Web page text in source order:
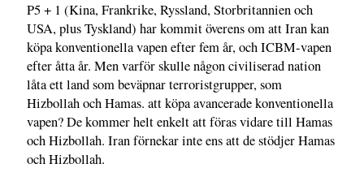
P5 + 1 (Kina, Frankrike, Ryssland, Storbritannien och
USA, plus Tyskland) har kommit överens om att Iran kan
köpa konventionella vapen efter fem år, och ICBM-vapen
efter åtta år. Men varför skulle någon civiliserad nation
låta ett land som beväpnar terroristgrupper, som
Hizbollah och Hamas. att köpa avancerade konventionella
vapen? De kommer helt enkelt att föras vidare till Hamas
och Hizbollah. Iran förnekar inte ens att de stödjer Hamas
och Hizbollah.